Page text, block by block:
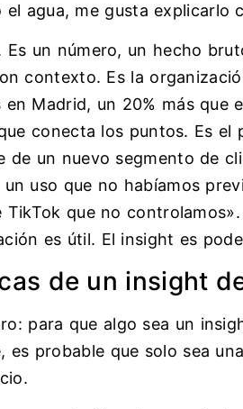
agua, me gusta explicarlo
Es un número, un hecho
contexto. Es la
en Madrid, un 20% más que
conecta los puntos. Es el
de un nuevo segmento de
uso que no habíamos
que no controlamos».
es útil. El insight es
de un insight
para que algo sea un
es probable que solo sea